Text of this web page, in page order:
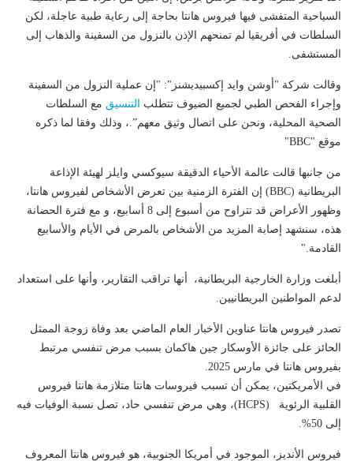
السياحية المتفشى فيها فيروس هانتا بحاجة إلى رعاية طبية عاجلة، لكن
السلطات في أفريقيا لم تمنحهم الإذن بالنزول من السفينة والذهاب إلى
المستشفى.
وقالت شركة "أوشن وايد إكسبيديشنز": "إن عملية النزول من السفينة
وإجراء الفحص الطبي لجميع الضيوف تتطلب التنسيق مع السلطات
الصحية المحلية، ونحن على اتصال وثيق معهم”.، وذلك وفقا لما ذكره
موقع "BBC"
من جانبها قالت عالمة الأحياء الدقيقة سيوكسي وايلز لهيئة الإذاعة
البريطانية (BBC) إن الفترة الزمنية بين تعرض الأشخاص لفيروس هانتا،
وظهور الأعراض قد تتراوح من أسبوع إلى 8 أسابيع، و مع فترة الحضانة
هذه، سنشهد إصابة المزيد من الأشخاص بالمرض في الأيام والأسابيع
القادمة."
أبلغت وزارة الخارجية البريطانية، أنها تراقب التقارير، وأنها على استعداد
لدعم المواطنين البريطانيين.
تصدر فيروس هانتا عناوين الأخبار العام الماضي بعد وفاة زوجة الممثل
الحائز على جائزة الأوسكار جين هاكمان بسبب مرض تنفسي مرتبط
بفيروس هانتا في مارس 2025.
في الأمريكتين، يمكن أن تسبب فيروسات هانتا متلازمة هانتا فيروس
القلبية الرئوية (HCPS)، وهي مرض تنفسي حاد، تصل نسبة الوفيات فيه
إلى 50%.
فيروس الأنديز، الموجود في أمريكا الجنوبية، هو فيروس هانتا المعروف